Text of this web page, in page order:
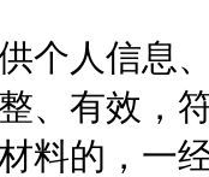
人信息、
、有效，
料的，一